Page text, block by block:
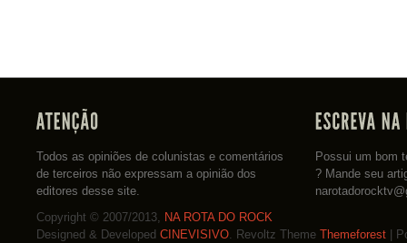
Todos as opiniões de colunistas e comentários
de terceiros não expressam a opinião dos
editores desse site.
Possui um bom
? Mande seu
Copyright © 2007/2013, NA ROTA DO ROCK
Designed & Developed CINEVISIVO. Revoltz Theme Themeforest |